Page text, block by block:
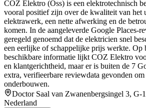
COZ Elektro (Oss) is een elektrotechnisch
vooral positief zijn over de kwaliteit van het
elektrawerk, een nette afwerking en de
komen. In de aangeleverde Google Places-
geregeld genoemd dat de elektricien snel
een eerlijke of schappelijke prijs werkte. Op
beschikbare informatie lijkt COZ Elektro
en klantgerichtheid, maar er is buiten de 7
extra, verifieerbare reviewdata gevonden
onderbouwen.
Doctor Saal van Zwanenbergsingel 3, G-
Nederland